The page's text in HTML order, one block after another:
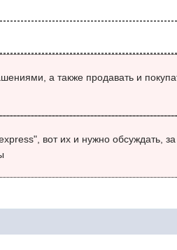
а также продавать и
вот их и нужно обсуждать,